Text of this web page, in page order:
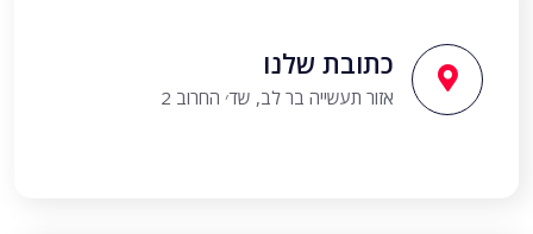
כתובת שלנו
אזור תעשייה בר לב, שד׳ החרוב 2